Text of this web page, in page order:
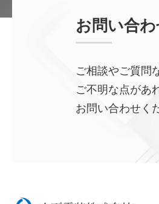
お問い合
ご相談やご質問
ご不明な点があ
お問い合わせく